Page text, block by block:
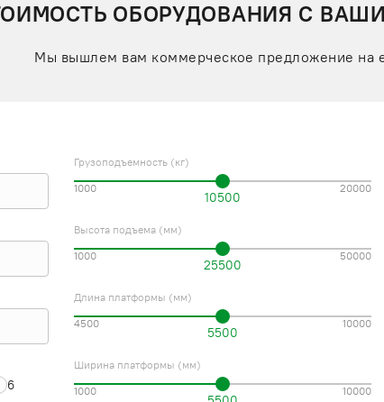
ОБОРУДОВАНИЯ С
Мы вышлем вам коммерческое предложение на
6
Грузоподъемность (кг)
10500
1000 20000
Высота подъема (мм)
25500
1000 50000
Длина платформы (мм)
5500
4500 10000
Ширина платформы (мм)
1000 10000